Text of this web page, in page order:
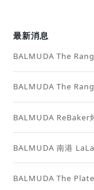
最新消息
BALMUDA The
BALMUDA The
BALMUDA ReBaker
BALMUDA 南港
BALMUDA The